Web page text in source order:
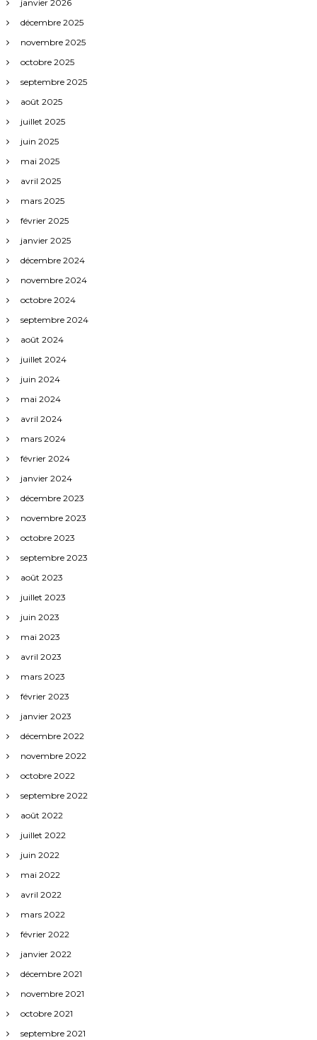
a
r
t
i
c
l
e
s
janvier 2026
décembre 2025
novembre 2025
octobre 2025
septembre 2025
août 2025
juillet 2025
juin 2025
mai 2025
avril 2025
mars 2025
février 2025
janvier 2025
décembre 2024
novembre 2024
octobre 2024
septembre 2024
août 2024
juillet 2024
juin 2024
mai 2024
avril 2024
mars 2024
février 2024
janvier 2024
décembre 2023
novembre 2023
octobre 2023
septembre 2023
août 2023
juillet 2023
juin 2023
mai 2023
avril 2023
mars 2023
février 2023
janvier 2023
décembre 2022
novembre 2022
octobre 2022
septembre 2022
août 2022
juillet 2022
juin 2022
mai 2022
avril 2022
mars 2022
février 2022
janvier 2022
décembre 2021
novembre 2021
octobre 2021
septembre 2021